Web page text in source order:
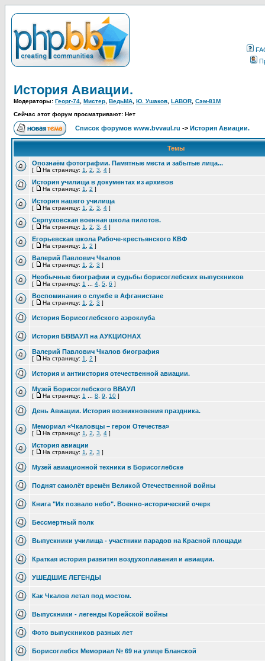
История Авиации.
Модераторы: Георг-74 Мистер ВедьМА Ю. Ушаков LABOR Сэм-81М
Сейчас этот форум просматривают: Нет
Список форумов www.bvvaul.ru -> История Авиации.
Темы
Опознаём фотографии. Памятные места и забытые лица...
[ На страницу: 1 2 3 4 ]
История училища в документах из архивов
[ На страницу: 1 2 ]
История нашего училища
[ На страницу: 1 2 3 4 ]
Серпуховская военная школа пилотов.
[ На страницу: 1 2 3 4 ]
Егорьевская школа Рабоче-крестьянского КВФ
[ На страницу: 1 2 ]
Валерий Павлович Чкалов
[ На страницу: 1 2 3 ]
Необычные биографии и судьбы борисоглебских выпускников
[ На страницу: 1 4 5 6 ]
Воспоминания о службе в Афганистане
[ На страницу: 1 2 3 ]
История Борисоглебского аэроклуба
История БВВАУЛ на АУКЦИОНАХ
Валерий Павлович Чкалов биография
[ На страницу: 1 2 ]
История и антиистория отечественной авиации.
Музей Борисоглебского ВВАУЛ
[ На страницу: 1 8 9 10 ]
День Авиации. История возникновения праздника.
Мемориал «Чкаловцы – герои Отечества»
[ На страницу: 1 2 3 4 ]
История авиации
[ На страницу: 1 2 3 ]
Музей авиационной техники в Борисоглебске
Поднят самолёт времён Великой Отечественной войны
Книга "Их позвало небо". Военно-исторический очерк
Бессмертный полк
Выпускники училища - участники парадов на Красной площади
Краткая история развития воздухоплавания и авиации.
УШЕДШИЕ ЛЕГЕНДЫ
Как Чкалов летал под мостом.
Выпускники - легенды Корейской войны
Фото выпускников разных лет
Борисоглебск Мемориал № 69 на улице Бланской